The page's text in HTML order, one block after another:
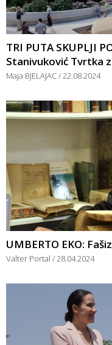
TRI PUTA SKUPLJI
Stanivuković Tvrtka
Maja BJELAJAC 22.08.2024
UMBERTO EKO:
Valter Portal 28.04.2024